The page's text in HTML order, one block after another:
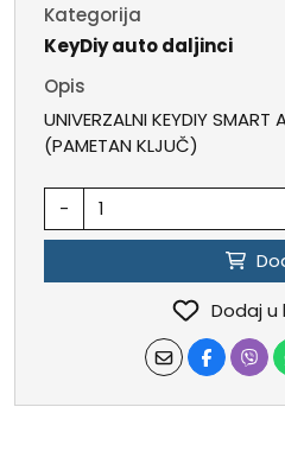
Kategorija
KeyDiy auto daljinci
Opis
UNIVERZALNI KEYDIY SMART
(PAMETAN KLJUČ)
-
Dodaj u